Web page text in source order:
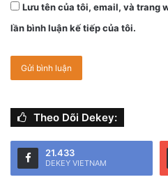
Lưu tên của tôi, email, và trang
lần bình luận kế tiếp của tôi.
Theo Dõi Dekey:
21.433
DEKEY VIETNAM